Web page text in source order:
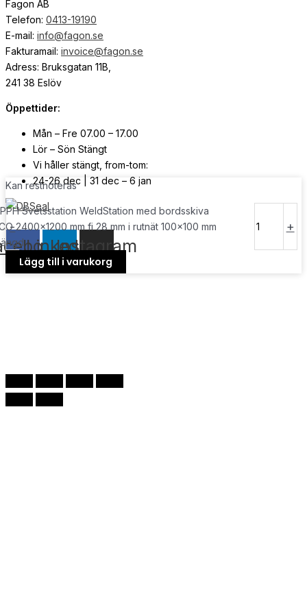
Fagon AB
Telefon: 0413-19190
E-mail: info@fagon.se
Fakturamail: invoice@fagon.se
Adress: Bruksgatan 11B,
241 38 Eslöv
Öppettider:
Mån – Fre 07.00 – 17.00
Lör – Sön Stängt
Vi håller stängt, from-tom:
24-26 dec | 31 dec – 6 jan
© Copyright2026 | Webb av Svensk Media Partner
Linkedin
Instagram
Kan restnoteras
-
Svetsstation WeldStation med bordsskiva
2400x1200 mm fi 28 mm i rutnät 100x100 mm
+
Lägg till i varukorg